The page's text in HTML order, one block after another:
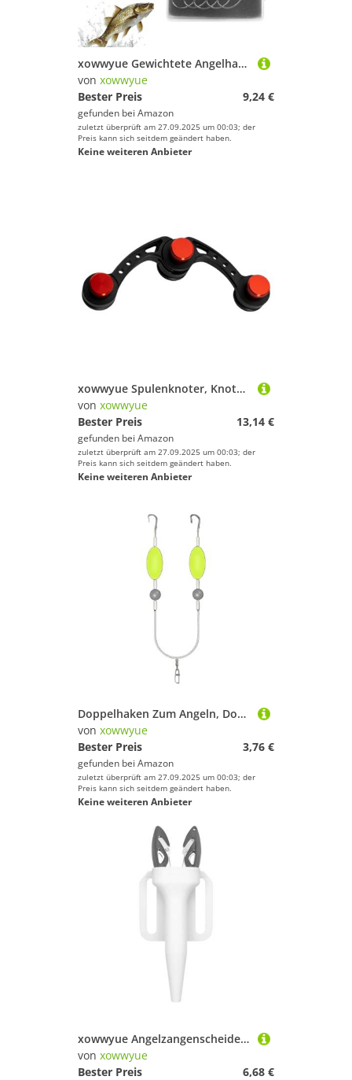
xowwyue Gewichtete Angelhaken | Zubehör für Eisangeln,Hängsichere Swimbaithaken für Salz- und Süßwasser Trolling Teich und Surf
von xowwyue
Bester Preis
9,24 €
gefunden bei Amazon
zuletzt überprüft am 27.09.2025 um 00:03; der
Preis kann sich seitdem geändert haben.
Keine weiteren Anbieter
xowwyue Spulenknoter, Knotenwerkzeug Drahtspule Knotenhilfe, Kompakt Starke Ausrüstung Für Anfänger Enthusiasten Familie
von xowwyue
Bester Preis
13,14 €
gefunden bei Amazon
zuletzt überprüft am 27.09.2025 um 00:03; der
Preis kann sich seitdem geändert haben.
Keine weiteren Anbieter
Doppelhaken Zum Angeln, Double-Hook Reverse Bottom Rig, Angelhaken Welsmontagen Fischereizubehör Für Wurf Trolling Outdoor Reisen Salzwasserangler 16,5x1x2cm
von xowwyue
Bester Preis
3,76 €
gefunden bei Amazon
zuletzt überprüft am 27.09.2025 um 00:03; der
Preis kann sich seitdem geändert haben.
Keine weiteren Anbieter
xowwyue Angelzangenscheide, robuste Angelzangenscheide, Outdoor-Ausrüstung, schützende Hüfttasche für Herren, Angler, Tiefsee, Wandern, Salzwasser, Boot, Süßwasser, Reisen, Geburtstag
von xowwyue
Bester Preis
6,68 €